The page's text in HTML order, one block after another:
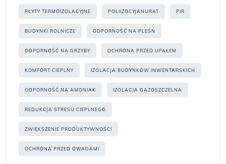
PŁYTY TERMOIZOLACYJNE POLIIZOCYJANURAT PIR
BUDYNKI ROLNICZE ODPORNOŚĆ NA PLEŚŃ
ODPORNOŚĆ NA GRZYBY OCHRONA PRZED UPAŁEM
KOMFORT CIEPLNY IZOLACJA BUDYNKÓW INWENTARSKICH
ODPORNOŚĆ NA AMONIAK IZOLACJA GAZOSZCZELNA
REDUKCJA STRESU CIEPLNEGO
ZWIĘKSZENIE PRODUKTYWNOŚCI
OCHRONA PRZED OWADAMI